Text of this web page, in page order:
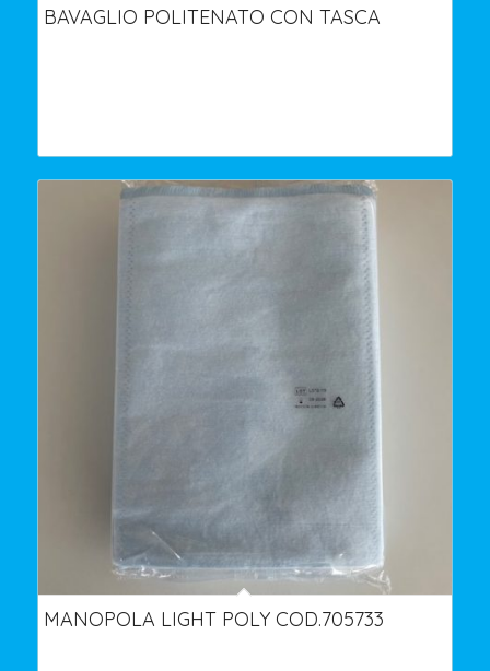
BAVAGLIO POLITENATO CON TASCA
MANOPOLA LIGHT POLY COD.705733